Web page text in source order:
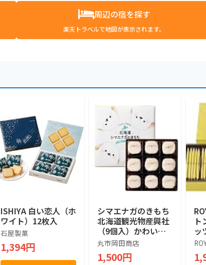
周辺の宿を探す
楽天トラベルで地図が表示されます。
ISHIYA 白い恋人（ホ
ワイト）12枚入
石屋製菓
1,394円
シマエナガのきもち
北海道観光物産興社
（9個入）かわいい
シマエナガ (1箱)
丸市岡田商店
1,500円
ト
ッ
ツ]